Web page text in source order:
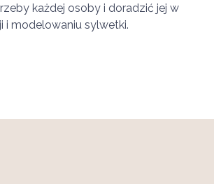
każdej osoby i doradzić jej w
i modelowaniu sylwetki.